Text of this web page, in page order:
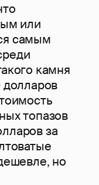
или
самым
камня
топазов
за
но